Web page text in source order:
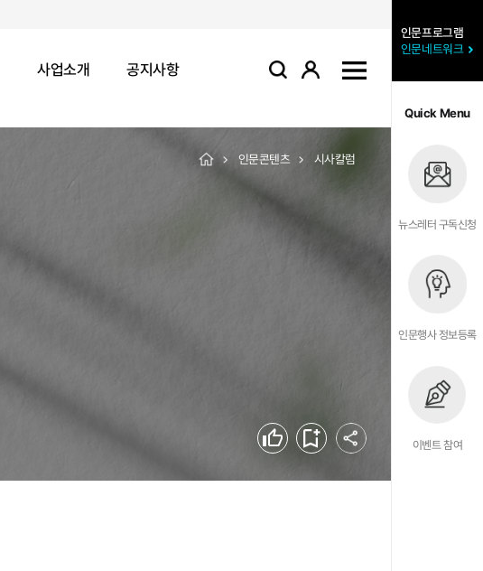
사업소개 공지사항 검색 로그인 사이트맵
인문프로그램
인문네트워크
Quick Menu
뉴스레터 구독신청
인문행사 정보등록
이벤트 참여
인문콘텐츠 시사칼럼
좋아요 북마크